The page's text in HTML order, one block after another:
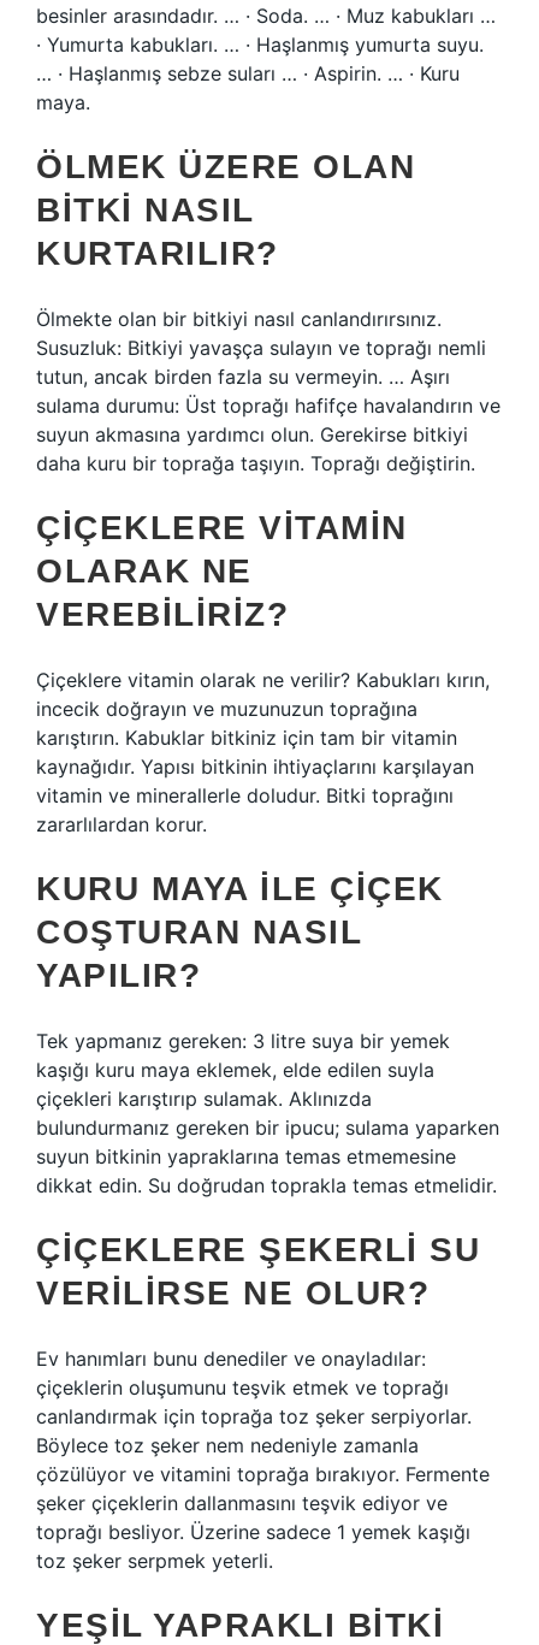
besinler arasındadır. … · Soda. … · Muz kabukları …
· Yumurta kabukları. … · Haşlanmış yumurta suyu.
… · Haşlanmış sebze suları … · Aspirin. … · Kuru
maya.
ÖLMEK ÜZERE OLAN
BITKI NASIL
KURTARILIR?
Ölmekte olan bir bitkiyi nasıl canlandırırsınız.
Susuzluk: Bitkiyi yavaşça sulayın ve toprağı nemli
tutun, ancak birden fazla su vermeyin. … Aşırı
sulama durumu: Üst toprağı hafifçe havalandırın ve
suyun akmasına yardımcı olun. Gerekirse bitkiyi
daha kuru bir toprağa taşıyın. Toprağı değiştirin.
ÇIÇEKLERE VITAMIN
OLARAK NE
VEREBILIRIZ?
Çiçeklere vitamin olarak ne verilir? Kabukları kırın,
incecik doğrayın ve muzunuzun toprağına
karıştırın. Kabuklar bitkiniz için tam bir vitamin
kaynağıdır. Yapısı bitkinin ihtiyaçlarını karşılayan
vitamin ve minerallerle doludur. Bitki toprağını
zararlılardan korur.
KURU MAYA ILE ÇIÇEK
COŞTURAN NASIL
YAPILIR?
Tek yapmanız gereken: 3 litre suya bir yemek
kaşığı kuru maya eklemek, elde edilen suyla
çiçekleri karıştırıp sulamak. Aklınızda
bulundurmanız gereken bir ipucu; sulama yaparken
suyun bitkinin yapraklarına temas etmemesine
dikkat edin. Su doğrudan toprakla temas etmelidir.
ÇIÇEKLERE ŞEKERLI SU
VERILIRSE NE OLUR?
Ev hanımları bunu denediler ve onayladılar:
çiçeklerin oluşumunu teşvik etmek ve toprağı
canlandırmak için toprağa toz şeker serpiyorlar.
Böylece toz şeker nem nedeniyle zamanla
çözülüyor ve vitamini toprağa bırakıyor. Fermente
şeker çiçeklerin dallanmasını teşvik ediyor ve
toprağı besliyor. Üzerine sadece 1 yemek kaşığı
toz şeker serpmek yeterli.
YEŞIL YAPRAKLI BITKI